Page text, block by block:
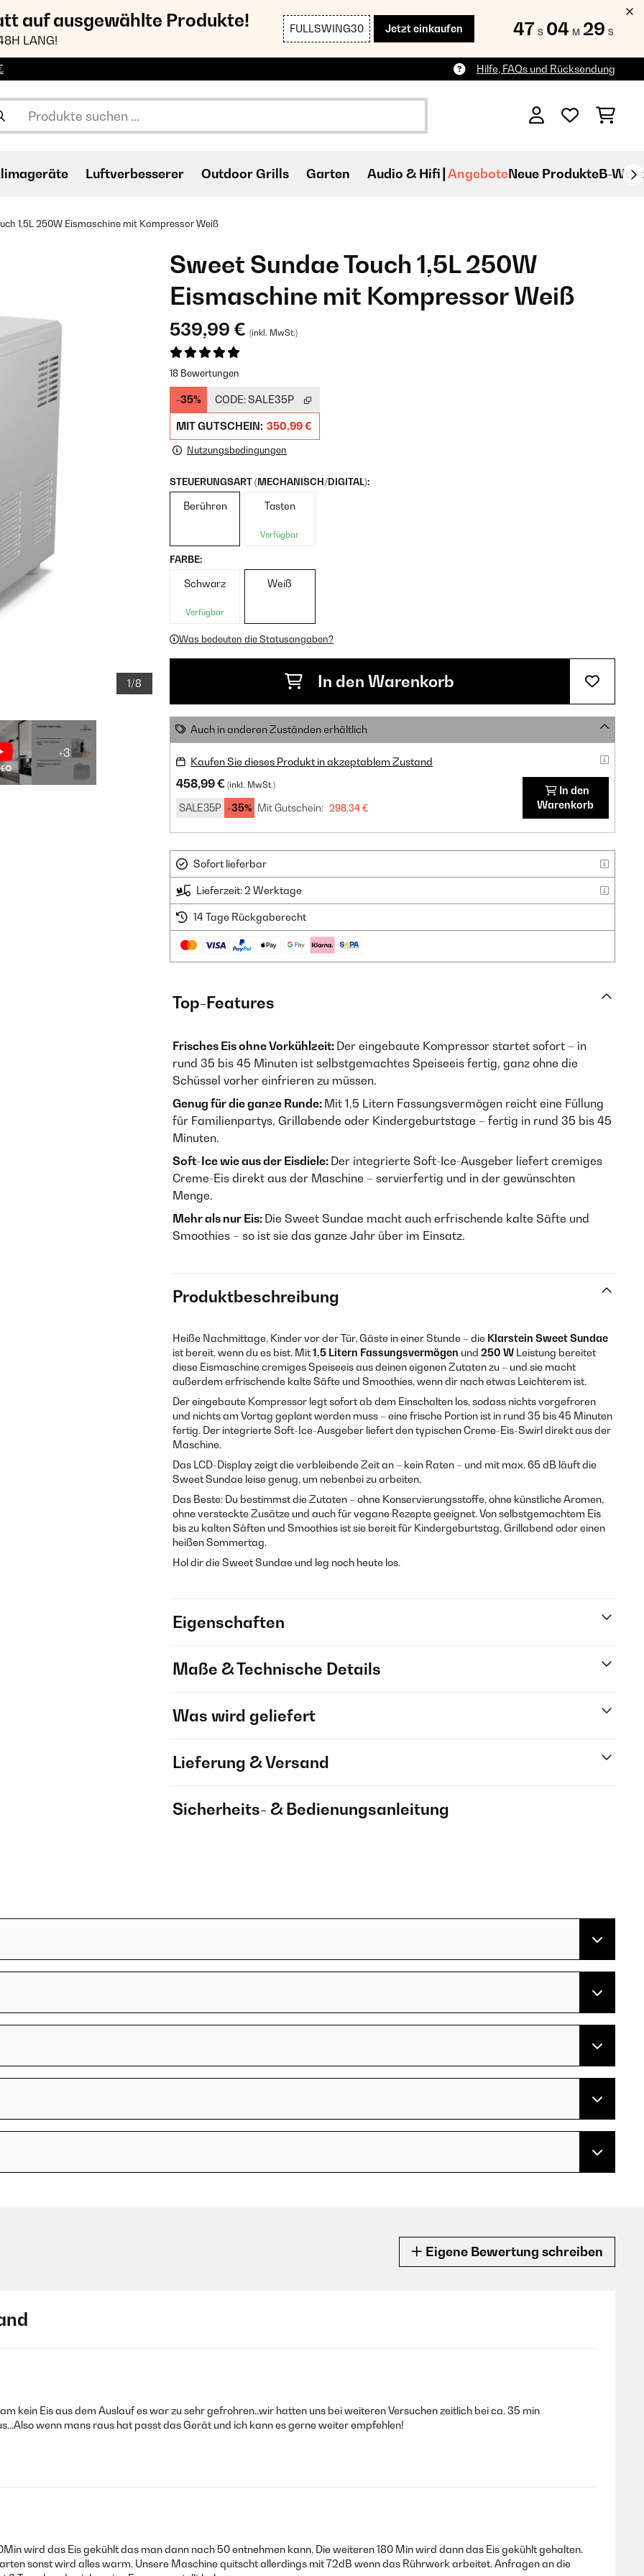
auf ausgewählte Produkte!
LANG!
FULLSWING30 Jetzt einkaufen 47 S 04 M 28 S
Hilfe, FAQs und Rücksendung
Luftverbesserer Outdoor Grills Garten Audio & Hifi AngeboteNeue ProdukteB-
1,5L 250W Eismaschine mit Kompressor Weiß
1/8
+3
Sweet Sundae Touch 1,5L 250W
Eismaschine mit Kompressor Weiß
539,99 € (inkl. MwSt.)
18 Bewertungen
-35% CODE: SALE35P
MIT GUTSCHEIN: 350,99 €
Nutzungsbedingungen
STEUERUNGSART (MECHANISCH/DIGITAL):
Berühren Tasten
Verfügbar
FARBE:
Schwarz
Verfügbar
Weiß
Was bedeuten die Statusangaben?
In den Warenkorb
Auch in anderen Zuständen erhältlich
Kaufen Sie dieses Produkt in akzeptablem Zustand
458,99 € (inkl. MwSt.)
SALE35P -35% Mit Gutschein: 298,34 €
In den
Warenkorb
Sofort lieferbar
Lieferzeit: 2 Werktage
14 Tage Rückgaberecht
Top-Features
Frisches Eis ohne Vorkühlzeit: Der eingebaute Kompressor startet sofort – in
rund 35 bis 45 Minuten ist selbstgemachtes Speiseeis fertig, ganz ohne die
Schüssel vorher einfrieren zu müssen.
Genug für die ganze Runde: Mit 1,5 Litern Fassungsvermögen reicht eine Füllung
für Familienpartys, Grillabende oder Kindergeburtstage – fertig in rund 35 bis 45
Minuten.
Soft-Ice wie aus der Eisdiele: Der integrierte Soft-Ice-Ausgeber liefert cremiges
Creme-Eis direkt aus der Maschine – servierfertig und in der gewünschten
Menge.
Mehr als nur Eis: Die Sweet Sundae macht auch erfrischende kalte Säfte und
Smoothies – so ist sie das ganze Jahr über im Einsatz.
Produktbeschreibung
Heiße Nachmittage, Kinder vor der Tür, Gäste in einer Stunde – die Klarstein Sweet Sundae
ist bereit, wenn du es bist. Mit1,5 Litern Fassungsvermögen und 250 W Leistung bereitet
diese Eismaschine cremiges Speiseeis aus deinen eigenen Zutaten zu – und sie macht
außerdem erfrischende kalte Säfte und Smoothies, wenn dir nach etwas Leichterem ist.
Der eingebaute Kompressor legt sofort ab dem Einschalten los, sodass nichts vorgefroren
und nichts am Vortag geplant werden muss – eine frische Portion ist in rund 35 bis 45 Minuten
fertig. Der integrierte Soft-Ice-Ausgeber liefert den typischen Creme-Eis-Swirl direkt aus der
Maschine.
Das LCD-Display zeigt die verbleibende Zeit an – kein Raten – und mit max. 65 dB läuft die
Sweet Sundae leise genug, um nebenbei zu arbeiten.
Das Beste: Du bestimmst die Zutaten – ohne Konservierungsstoffe, ohne künstliche Aromen,
ohne versteckte Zusätze und auch für vegane Rezepte geeignet. Von selbstgemachtem Eis
bis zu kalten Säften und Smoothies ist sie bereit für Kindergeburtstag, Grillabend oder einen
heißen Sommertag.
Hol dir die Sweet Sundae und leg noch heute los.
Eigenschaften
Maße & Technische Details
Was wird geliefert
Lieferung & Versand
Sicherheits- & Bedienungsanleitung
Eigene Bewertung schreiben
kein Eis aus dem Auslauf es war zu sehr gefrohren..wir hatten uns bei weiteren Versuchen zeitlich bei ca. 35 min
wenn mans raus hat passt das Gerät und ich kann es gerne weiter empfehlen!
wird das Eis gekühlt das man dann nach 50 entnehmen kann, Die weiteren 180 Min wird dann das Eis gekühlt gehalten.
sonst wird alles warm. Unsere Maschine quitscht allerdings mit 72dB wenn das Rührwerk arbeitet. Anfragen an die